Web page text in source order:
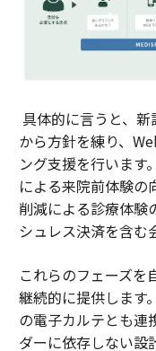
具体的に言うと、
から方針を練り、
ング支援を行います
による来院前体験の
削減による診療体験
シュレス決済を含む
これらのフェーズを
継続的に提供します
の電子カルテとも連
ダーに依存しない設